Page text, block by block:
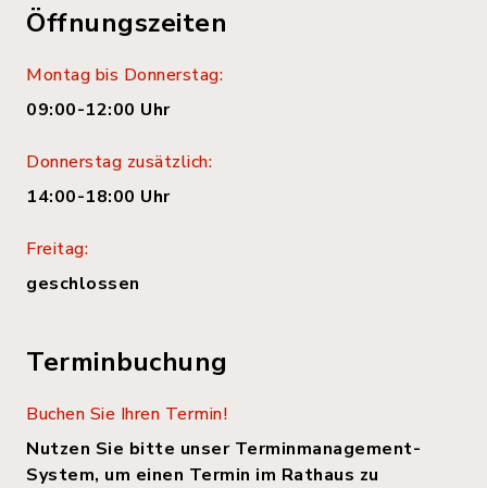
Öffnungszeiten
Montag bis Donnerstag:
09:00-12:00 Uhr
Donnerstag zusätzlich:
14:00-18:00 Uhr
Freitag:
geschlossen
Terminbuchung
Buchen Sie Ihren Termin!
Nutzen Sie bitte unser Terminmanagement-
System, um einen Termin im Rathaus zu